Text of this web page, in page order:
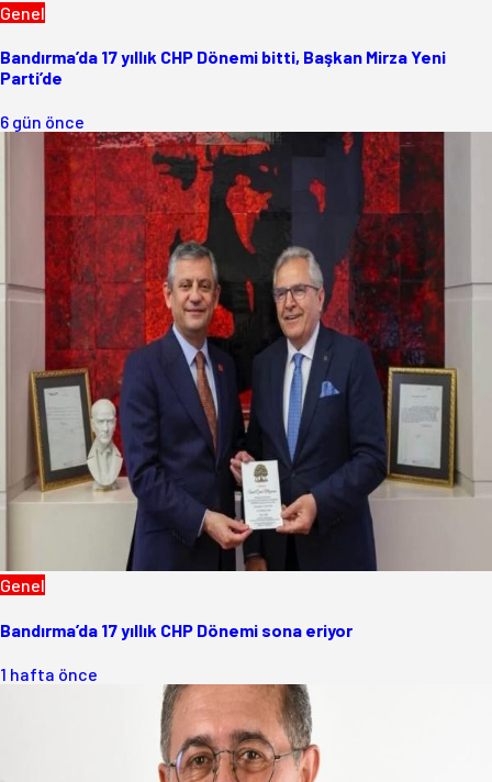
Genel
Bandırma’da 17 yıllık CHP Dönemi bitti, Başkan Mirza Yeni
Parti’de
6 gün önce
Genel
Bandırma’da 17 yıllık CHP Dönemi sona eriyor
1 hafta önce